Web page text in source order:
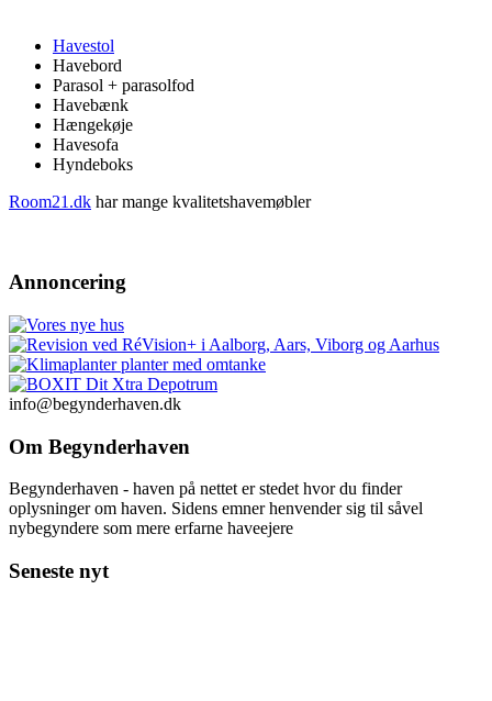
Havestol
Havebord
Parasol + parasolfod
Havebænk
Hængekøje
Havesofa
Hyndeboks
Room21.dk har mange kvalitetshavemøbler
Annoncering
info@begynderhaven.dk
Om Begynderhaven
Begynderhaven - haven på nettet er stedet hvor du finder
oplysninger om haven. Sidens emner henvender sig til såvel
nybegyndere som mere erfarne haveejere
Seneste nyt